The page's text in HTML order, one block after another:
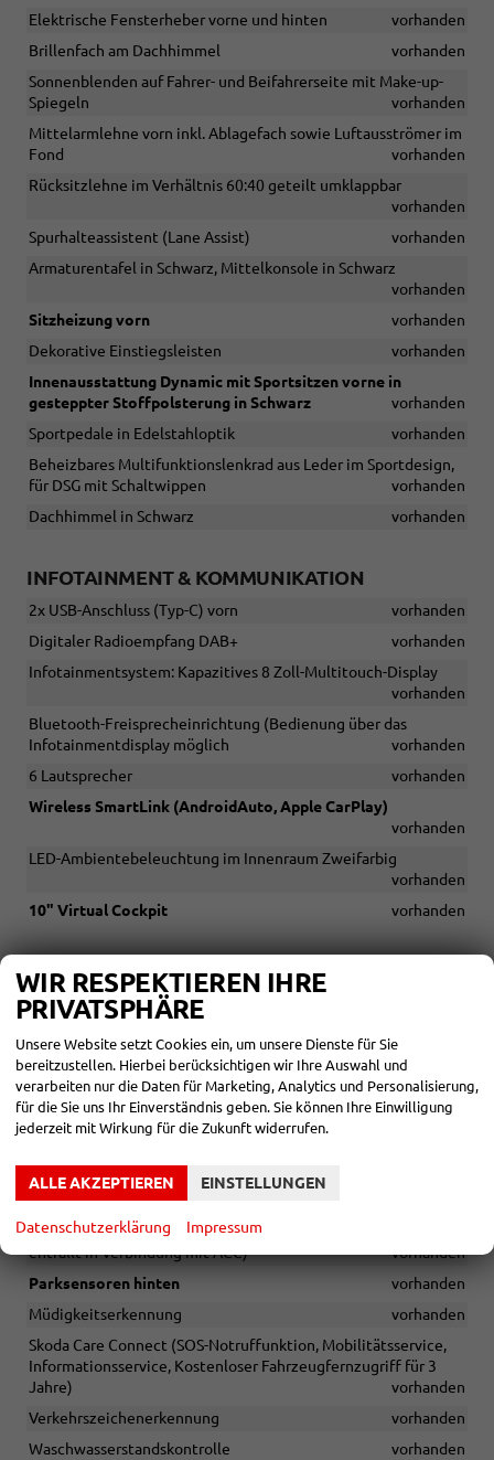
Elektrische Fensterheber vorne und hinten
vorhanden
Brillenfach am Dachhimmel
vorhanden
Sonnenblenden auf Fahrer- und Beifahrerseite mit Make-up-
Spiegeln
vorhanden
Mittelarmlehne vorn inkl. Ablagefach sowie Luftausströmer im
Fond
vorhanden
Rücksitzlehne im Verhältnis 60:40 geteilt umklappbar
vorhanden
Spurhalteassistent (Lane Assist)
vorhanden
Armaturentafel in Schwarz, Mittelkonsole in Schwarz
vorhanden
Sitzheizung vorn
vorhanden
Dekorative Einstiegsleisten
vorhanden
Innenausstattung Dynamic mit Sportsitzen vorne in
gesteppter Stoffpolsterung in Schwarz
vorhanden
Sportpedale in Edelstahloptik
vorhanden
Beheizbares Multifunktionslenkrad aus Leder im Sportdesign,
für DSG mit Schaltwippen
vorhanden
Dachhimmel in Schwarz
vorhanden
INFOTAINMENT & KOMMUNIKATION
2x USB-Anschluss (Typ-C) vorn
vorhanden
Digitaler Radioempfang DAB+
vorhanden
Infotainmentsystem: Kapazitives 8 Zoll-Multitouch-Display
vorhanden
Bluetooth-Freisprecheinrichtung (Bedienung über das
Infotainmentdisplay möglich
vorhanden
6 Lautsprecher
vorhanden
Wireless SmartLink (AndroidAuto, Apple CarPlay)
vorhanden
LED-Ambientebeleuchtung im Innenraum Zweifarbig
vorhanden
10" Virtual Cockpit
vorhanden
SICHERHEIT & ASSISTENZ
Fahrer- und abschaltbarer Beifahrerairbag
Kopfairbags
Seitenairbags vorn
vorhanden
Isofix-Vorbereitung auf dem Beifahrersitz sowie den äußeren
Rücksitzen, inkl. Top-Tether-Verankerung
vorhanden
Fahrlichtassistent (Easy Light Assist) mit Coming- und Leaving-
Home-Funktion
Geschwindigkeitsregelanlage inkl. Speedlimiter (Speedlimiter
entfällt in Verbindung mit ACC)
vorhanden
Parksensoren hinten
vorhanden
Müdigkeitserkennung
vorhanden
Skoda Care Connect (SOS-Notruffunktion, Mobilitätsservice,
Informationsservice, Kostenloser Fahrzeugfernzugriff für 3
Jahre)
vorhanden
Verkehrszeichenerkennung
vorhanden
Waschwasserstandskontrolle
vorhanden
WIR RESPEKTIEREN IHRE
PRIVATSPHÄRE
Unsere Website setzt Cookies ein, um unsere Dienste für Sie
bereitzustellen. Hierbei berücksichtigen wir Ihre Auswahl und
verarbeiten nur die Daten für Marketing, Analytics und Personalisierung,
für die Sie uns Ihr Einverständnis geben. Sie können Ihre Einwilligung
jederzeit mit Wirkung für die Zukunft widerrufen.
ALLE AKZEPTIEREN EINSTELLUNGEN
Datenschutzerklärung Impressum